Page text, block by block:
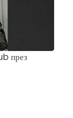
през